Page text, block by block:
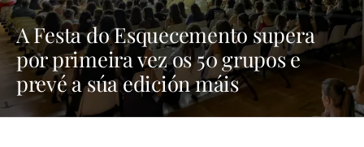
A Festa do Esquecemento supera
por primeira vez os 50 grupos e
prevé a súa edición máis
multitudinaria | NOTICIAS XINZO